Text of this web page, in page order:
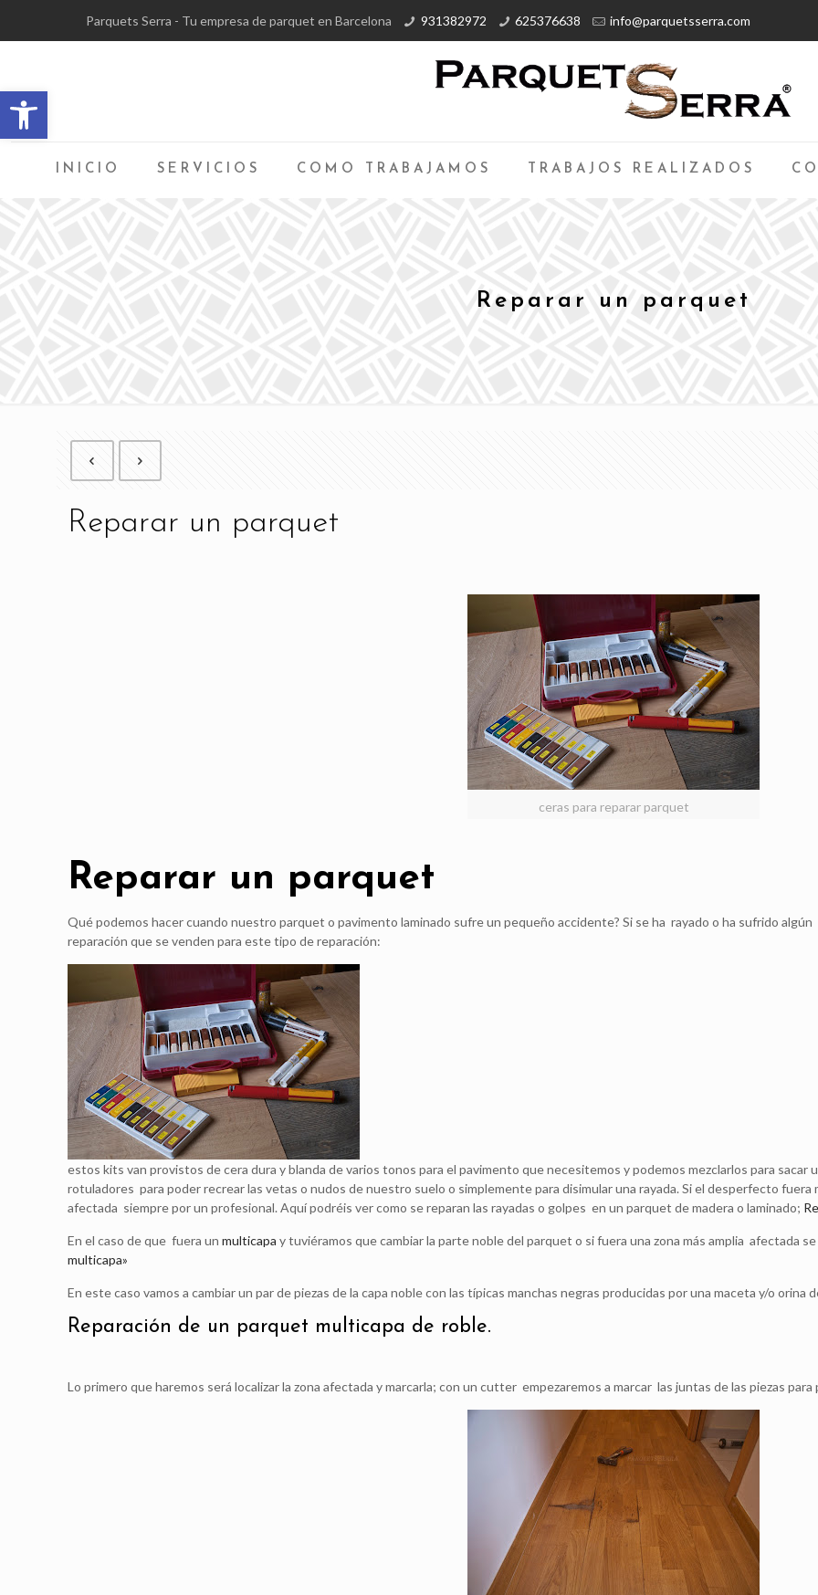
Abrir barra de herramientas
Parquets Serra - Tu empresa de parquet en Barcelona 931382972 625376638 info@parquetsserra.com
INICIO SERVICIOS COMO TRABAJAMOS TRABAJOS REALIZADOS
Reparar un parquet
Reparar un parquet
ceras para reparar parquet
Reparar un parquet
Qué podemos hacer cuando nuestro parquet o pavimento laminado sufre un pequeño accidente? Si se ha rayado o ha sufrido
reparación que se venden para este tipo de reparación:
estos kits van provistos de cera dura y blanda de varios tonos para el pavimento que necesitemos y podemos mezclarlos para
rotuladores para poder recrear las vetas o nudos de nuestro suelo o simplemente para disimular una rayada. Si el desperfecto fuera
afectada siempre por un profesional. Aquí podréis ver como se reparan las rayadas o golpes en un parquet de madera o laminado;
En el caso de que fuera unmulticapa y tuviéramos que cambiar la parte noble del parquet o si fuera una zona más amplia afectada
multicapa»
En este caso vamos a cambiar un par de piezas de la capa noble con las típicas manchas negras producidas por una maceta y/o orina
Reparación de un parquet multicapa de roble.
Lo primero que haremos será localizar la zona afectada y marcarla; con un cutter empezaremos a marcar las juntas de las piezas